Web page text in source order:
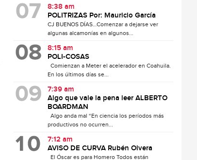
8:38 am
POLITRIZAS Por: Mauricio García
CJ BUENOS DÍAS…Comenzar a dejarse ver
algunas alcamonías en algunos...
8:15 am
POLI-COSAS
Comienzan a Meter el acelerador en Coahuila.
En los últimos días se...
7:39 am
Algo que vale la pena leer ALBERTO
BOARDMAN
Algo anda mal “En ciencia los períodos más
productivos no ocurren...
7:12 am
AVISO DE CURVA Rubén Olvera
El Óscar es para Homero Todos están